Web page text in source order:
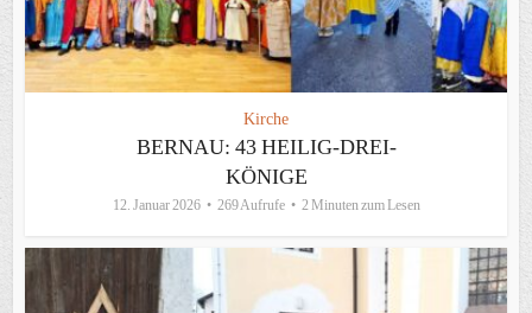
Kirche
BERNAU: 43 HEILIG-DREI-
KÖNIGE
12. Januar 2026 269 Aufrufe 2 Minuten zum Lesen